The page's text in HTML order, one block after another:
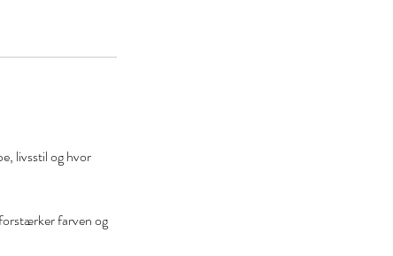
livsstil og hvor
farven og